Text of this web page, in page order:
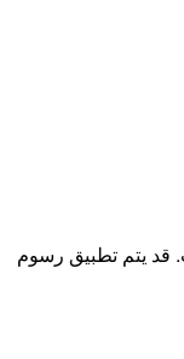
قد يتم تطبيق رسوم